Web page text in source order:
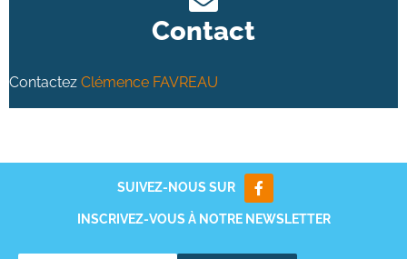
Contact
Contactez Clémence FAVREAU
SUIVEZ-NOUS SUR
INSCRIVEZ-VOUS À NOTRE NEWSLETTER